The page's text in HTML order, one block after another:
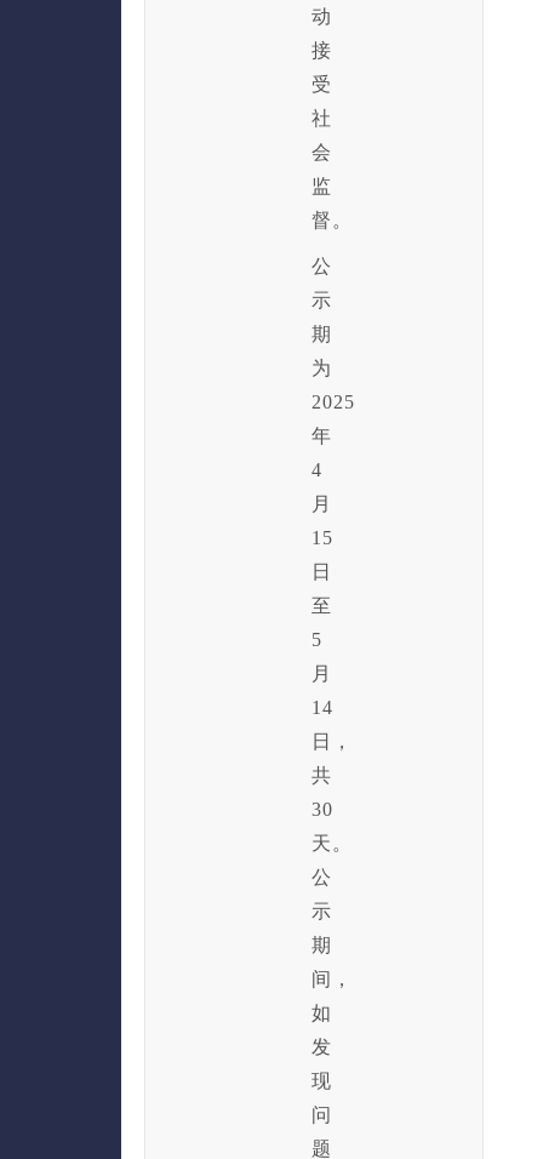
动
接
受
社
会
监
督。
公
示
期
为
2025
年
4
月
15
日
至
5
月
14
日，
共
30
天。
公
示
期
间，
如
发
现
问
题